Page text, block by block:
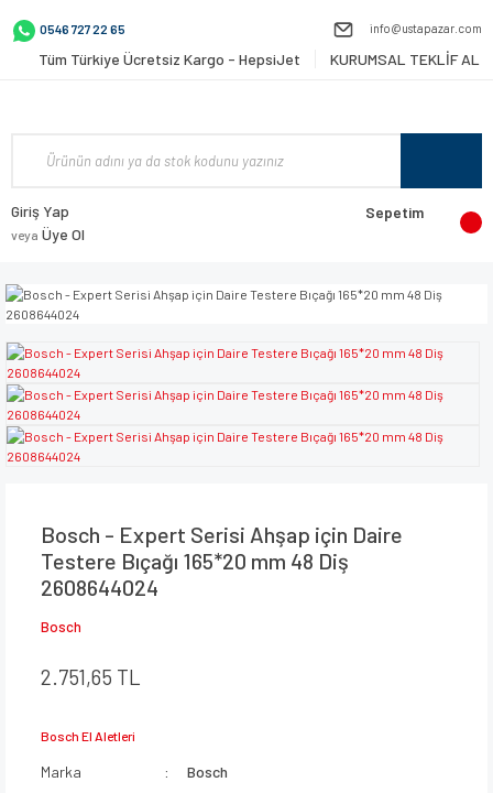
0546 727 22 65 info@ustapazar.com
Tüm Türkiye Ücretsiz Kargo - HepsiJet KURUMSAL TEKLİF AL
Giriş Yap
veya Üye Ol
Sepetim
Bosch - Expert Serisi Ahşap için Daire
Testere Bıçağı 165*20 mm 48 Diş
2608644024
Bosch
2.751,65 TL
Bosch El Aletleri
Marka
Bosch